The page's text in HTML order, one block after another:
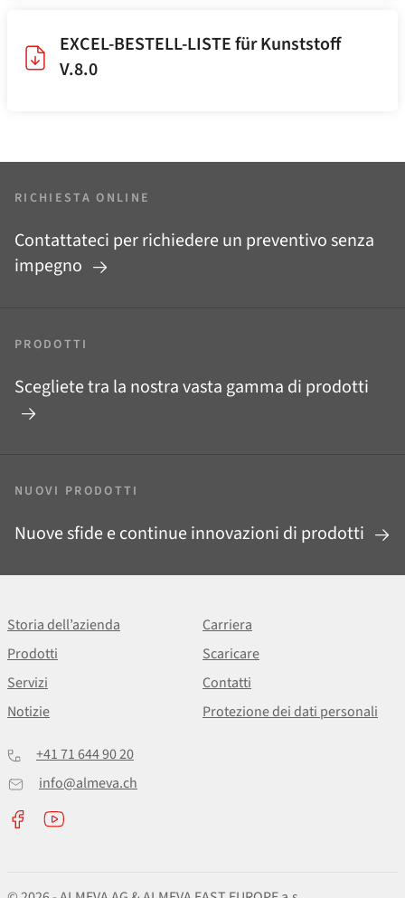
EXCEL-BESTELL-LISTE für Kunststoff
V.8.0
RICHIESTA ONLINE
Contattateci per richiedere un preventivo senza
impegno
PRODOTTI
Scegliete tra la nostra vasta gamma di prodotti
NUOVI PRODOTTI
Nuove sfide e continue innovazioni di prodotti
Storia dell’azienda
Carriera
Prodotti
Scaricare
Servizi
Contatti
Notizie
Protezione dei dati personali
+41 71 644 90 20
info@almeva.ch